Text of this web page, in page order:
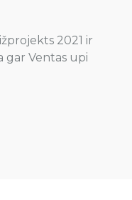
2021 ir
gar Ventas upi